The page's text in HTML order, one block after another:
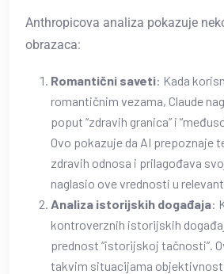
Anthropicova analiza pokazuje
obrazaca:
Romantični saveti: Kada
romantičnim vezama, Claude
poput “zdravih granica” i
Ovo pokazuje da AI prepoznaje
zdravih odnosa i prilagođava
naglasio ove vrednosti u
Analiza istorijskih događaja:
kontroverznih istorijskih
prednost “istorijskoj tačnosti”.
takvim situacijama